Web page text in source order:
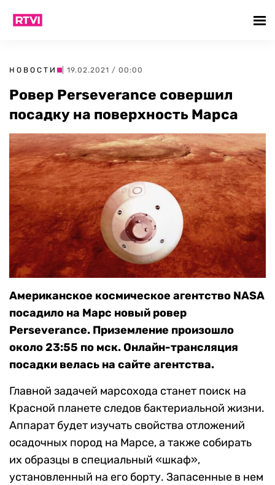
НОВОСТИ | 19.02.2021 / 00:00
Ровер Perseverance совершил
посадку на поверхность Марса
Американское космическое агентство NASA
посадило на Марс новый ровер
Perseverance. Приземление произошло
около 23:55 по мск. Онлайн-трансляция
посадки велась на сайте агентства.
Главной задачей марсохода станет поиск на
Красной планете следов бактериальной жизни.
Аппарат будет изучать свойства отложений
осадочных пород на Марсе, а также собирать
их образцы в специальный «шкаф»,
установленный на его борту. Запасенные в нем